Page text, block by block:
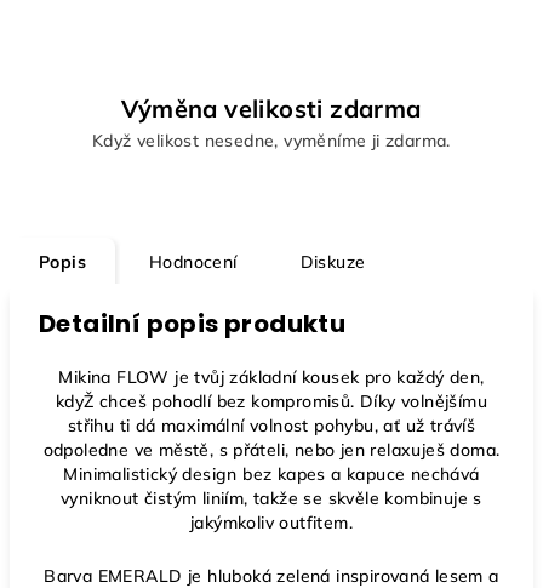
Výměna velikosti zdarma
Když velikost nesedne, vyměníme ji zdarma.
Popis Hodnocení Diskuze
Detailní popis produktu
Mikina FLOW je tvůj základní kousek pro každý den,
kdyŽ chceš pohodlí bez kompromisů. Díky volnějšímu
střihu ti dá maximální volnost pohybu, ať už trávíš
odpoledne ve městě, s přáteli, nebo jen relaxuješ doma.
Minimalistický design bez kapes a kapuce nechává
vyniknout čistým liniím, takže se skvěle kombinuje s
jakýmkoliv outfitem.
Barva EMERALD je hluboká zelená inspirovaná lesem a